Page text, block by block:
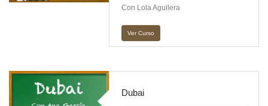
Con Lola Aguilera
Ver Curso
Dubai